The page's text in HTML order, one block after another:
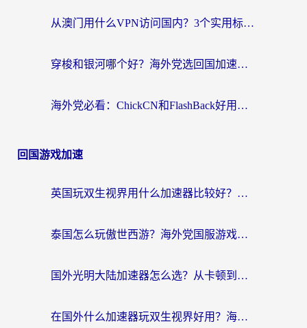
从澳门用什么VPN访问国内？3个实用标准帮你避开坑，无缝刷剧听歌
穿梭和银河哪个好？海外党选回国加速器的避坑指南，附番茄加速器实测体验
海外党必看：ChickCN和FlashBack好用吗？3招教你选对回国加速器（附云极、HomeCN、斧牛vs艾果对比）
回国游戏加速
英国玩双生视界用什么加速器比较好？海外党亲测有效的国服游戏加速方案
泰国怎么玩傲世西游？海外党国服游戏加速终极攻略（附光明大陆量子特攻实测）
国外光明大陆加速器怎么选？从卡顿到丝滑的终极指南（含德国玩走开外星人墨西哥玩俄罗斯方块技巧）
在国外什么加速器玩双生视界好用？海外党亲测不踩坑的终极指南